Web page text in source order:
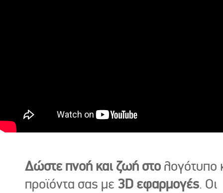
Δώστε πνοή και ζωή στο λογότυπο
προϊόντα σας με 3D εφαρμογές. Οι